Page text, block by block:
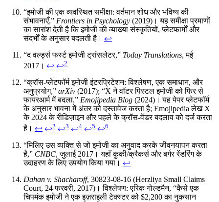
“इमोजी की एक व्यवस्थित समीक्षा: वर्तमान शोध और भविष्य की
संभावनाएँ,” Frontiers in Psychology (2019)। यह समीक्षा प्रमाणों
का सारांश देती है कि इमोजी की व्याख्या संस्कृतियों, प्लेटफार्मों और
संदर्भों के अनुसार बदलती है। ↩
“द वर्ल्ड्स फर्स्ट इमोजी ट्रांसलेटर,” Today Translations, मई
2017। ↩ ↩2
“क्रॉस-प्लेटफॉर्म इमोजी इंटरप्रिटेशन: विश्लेषण, एक समाधान, और
अनुप्रयोग,” arXiv (2017); “X ने वॉटर पिस्टल इमोजी को फिर से
फायरआर्म में बदला,” Emojipedia Blog (2024)। यह पेपर प्लेटफॉर्म
के अनुसार भावना में अंतर को दस्तावेज करता है; Emojipedia लेख X
के 2024 के रीडिज़ाइन और पहले के क्रॉस-वेंडर बदलाव को दर्ज करता
है। ↩ ↩2 ↩3 ↩4 ↩5 ↩6
“मिलिए उस व्यक्ति से जो इमोजी का अनुवाद करके जीवनयापन करता
है,” CNBC, जुलाई 2017। यहाँ कुकी/क्रैकर्स और बर्गर रेंडरिंग के
उदाहरण के लिए उपयोग किया गया। ↩
Dahan v. Shacharoff, 30823-08-16 (Herzliya Small Claims
Court, 24 फरवरी, 2017)। विश्लेषण: एरिक गोल्डमैन, “कैसे एक
चिपमंक इमोजी ने एक इज़राइली टेक्स्टर को $2,200 का नुकसान